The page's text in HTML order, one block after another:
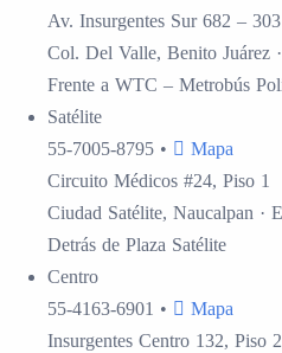
Av. Insurgentes Sur 682 – 303
Col. Del Valle, Benito Juárez
Frente a WTC – Metrobús
Satélite
55-7005-8795 •
Mapa
Circuito Médicos #24, Piso 1
Ciudad Satélite, Naucalpan ·
Detrás de Plaza Satélite
Centro
55-4163-6901 •
Mapa
Insurgentes Centro 132, Piso